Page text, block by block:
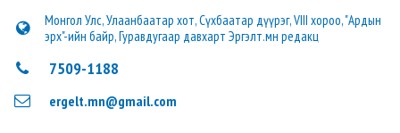
Монгол Улс, Улаанбаатар хот, Сүхбаатар дүүрэг, VIII хороо, "Ардын
эрх"-ийн байр, Гуравдугаар давхарт Эргэлт.мн редакц
7509-1188
ergelt.mn@gmail.com